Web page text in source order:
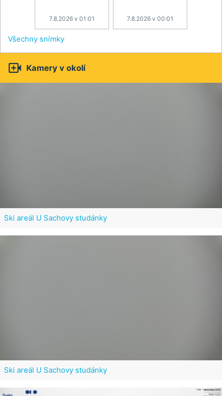
7.8.2026 v 01:01 7.8.2026 v 00:01
Všechny snímky
 Kamery v okolí
Ski areál U Sachovy studánky
Ski areál U Sachovy studánky